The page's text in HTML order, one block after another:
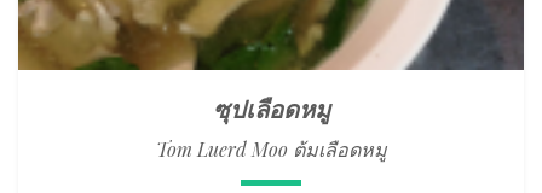
ซุปเลือดหมู
Tom Luerd Moo ต้มเลือดหมู